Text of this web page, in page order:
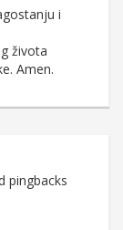
i
života
Amen.
pingbacks